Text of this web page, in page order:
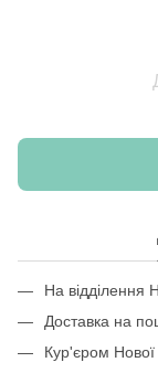
На відділення
Доставка на
Кур'єром Нової